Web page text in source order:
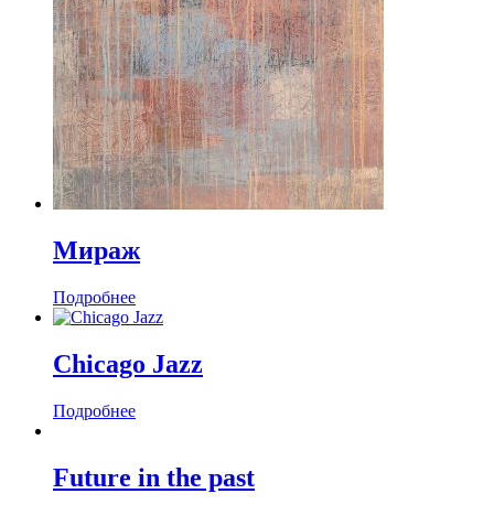
Мираж
Подробнее
Chicago Jazz
Подробнее
Future in the past